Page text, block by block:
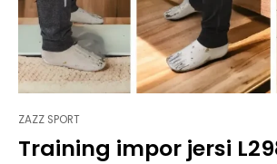
ZAZZ SPORT
Training impor jersi